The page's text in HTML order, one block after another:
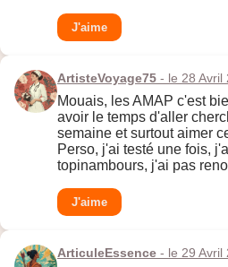
J'aime
ArtisteVoyage75 - le 28 Avril
Mouais, les AMAP c'est
avoir le temps d'aller
semaine et surtout aimer
Perso, j'ai testé une fois,
topinambours, j'ai pas
J'aime
ArticuleEssence - le 29 Avril